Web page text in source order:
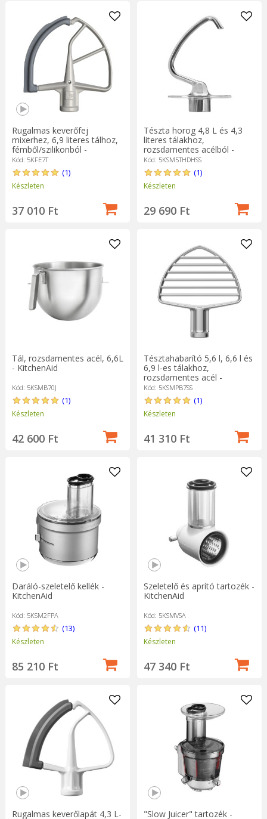
Rugalmas keverőfej
mixerhez, 6,9 literes tálhoz,
fémből/szilikonból -
KitchenAid
Kód: 5KFE7T
(1)
Készleten
37 010 Ft
Tészta horog 4,8 L és 4,3
literes tálakhoz,
rozsdamentes acélból -
KitchenAid
Kód: 5KSM5THDHSS
(1)
Készleten
29 690 Ft
Tál, rozsdamentes acél, 6,6L
- KitchenAid
Kód: 5KSMB70J
(1)
Készleten
42 600 Ft
Tésztahabarító 5,6 l, 6,6 l és
6,9 l-es tálakhoz,
rozsdamentes acél -
KitchenAid
Kód: 5KSMPB7SS
(1)
Készleten
41 310 Ft
Daráló-szeletelő kellék -
KitchenAid
Kód: 5KSM2FPA
(13)
Készleten
85 210 Ft
Szeletelő és aprító tartozék -
KitchenAid
Kód: 5KSMVSA
(11)
Készleten
47 340 Ft
Rugalmas keverőlapát 4,3 L-
"Slow Juicer" tartozék -